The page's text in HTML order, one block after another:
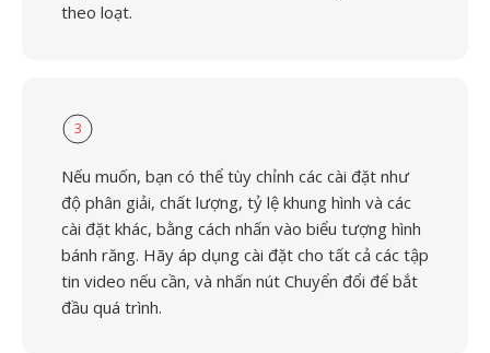
theo loạt.
3
Nếu muốn, bạn có thể tùy chỉnh các cài đặt như
độ phân giải, chất lượng, tỷ lệ khung hình và các
cài đặt khác, bằng cách nhấn vào biểu tượng hình
bánh răng. Hãy áp dụng cài đặt cho tất cả các tập
tin video nếu cần, và nhấn nút Chuyển đổi để bắt
đầu quá trình.